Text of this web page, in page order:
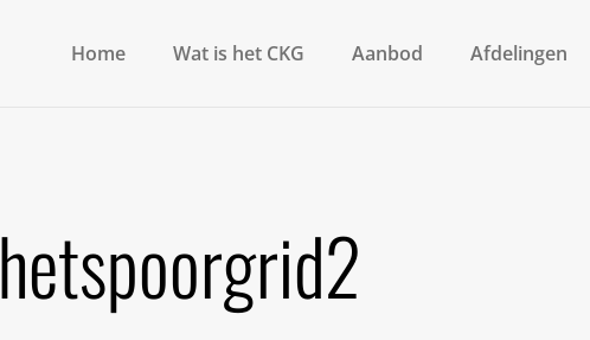
Home Wat is het CKG Aanbod Afdelingen
hetspoorgrid2